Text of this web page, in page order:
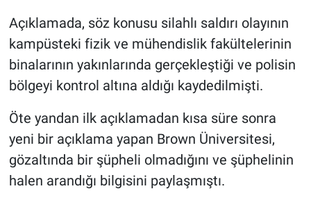
Açıklamada, söz konusu silahlı saldırı olayının
kampüsteki fizik ve mühendislik fakültelerinin
binalarının yakınlarında gerçekleştiği ve polisin
bölgeyi kontrol altına aldığı kaydedilmişti.
Öte yandan ilk açıklamadan kısa süre sonra
yeni bir açıklama yapan Brown Üniversitesi,
gözaltında bir şüpheli olmadığını ve şüphelinin
halen arandığı bilgisini paylaşmıştı.